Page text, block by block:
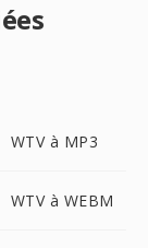
WTV à MP3
WTV à WEBM